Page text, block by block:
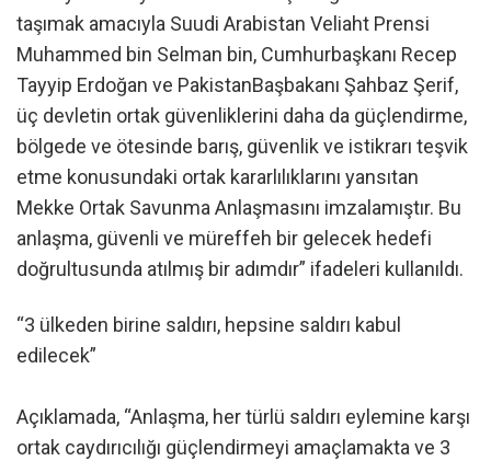
taşımak amacıyla Suudi Arabistan Veliaht Prensi
Muhammed bin Selman bin, Cumhurbaşkanı Recep
Tayyip Erdoğan ve PakistanBaşbakanı Şahbaz Şerif,
üç devletin ortak güvenliklerini daha da güçlendirme,
bölgede ve ötesinde barış, güvenlik ve istikrarı teşvik
etme konusundaki ortak kararlılıklarını yansıtan
Mekke Ortak Savunma Anlaşmasını imzalamıştır. Bu
anlaşma, güvenli ve müreffeh bir gelecek hedefi
doğrultusunda atılmış bir adımdır” ifadeleri kullanıldı.
“3 ülkeden birine saldırı, hepsine saldırı kabul
edilecek”
Açıklamada, “Anlaşma, her türlü saldırı eylemine karşı
ortak caydırıcılığı güçlendirmeyi amaçlamakta ve 3